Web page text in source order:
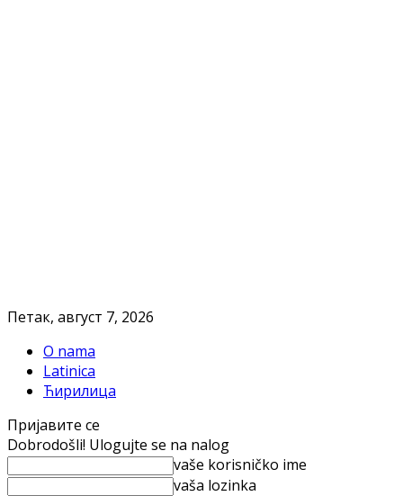
Петак, август 7, 2026
O nama
Latinica
Ћирилица
Пријавите се
Dobrodošli! Ulogujte se na nalog
vaše korisničko ime
vaša lozinka